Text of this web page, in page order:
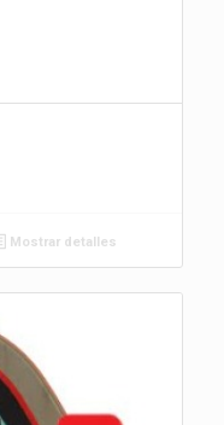
Mostrar detalles